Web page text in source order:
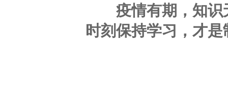
疫情有期，知识
时刻保持学习，才